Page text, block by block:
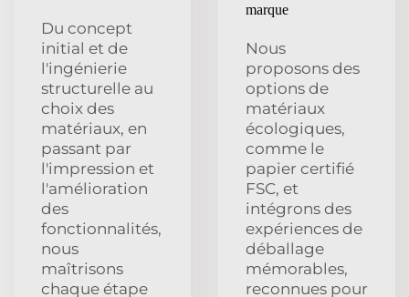
Du concept
initial et de
l'ingénierie
structurelle au
choix des
matériaux, en
passant par
l'impression et
l'amélioration
des
fonctionnalités,
nous
maîtrisons
chaque étape
marque
Nous
proposons des
options de
matériaux
écologiques,
comme le
papier certifié
FSC, et
intégrons des
expériences de
déballage
mémorables,
reconnues pour